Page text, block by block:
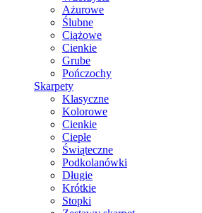
Ażurowe
Ślubne
Ciążowe
Cienkie
Grube
Pończochy
Skarpety
Klasyczne
Kolorowe
Cienkie
Ciepłe
Świąteczne
Podkolanówki
Długie
Krótkie
Stopki